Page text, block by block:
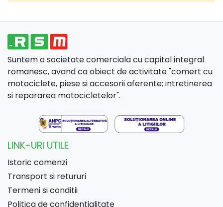
Suntem o societate comerciala cu capital integral
romanesc, avand ca obiect de activitate "comert cu
motociclete, piese si accesorii aferente; intretinerea
si repararea motocicletelor".
LINK-URI UTILE
Istoric comenzi
Transport si retururi
Termeni si conditii
Politica de confidentialitate